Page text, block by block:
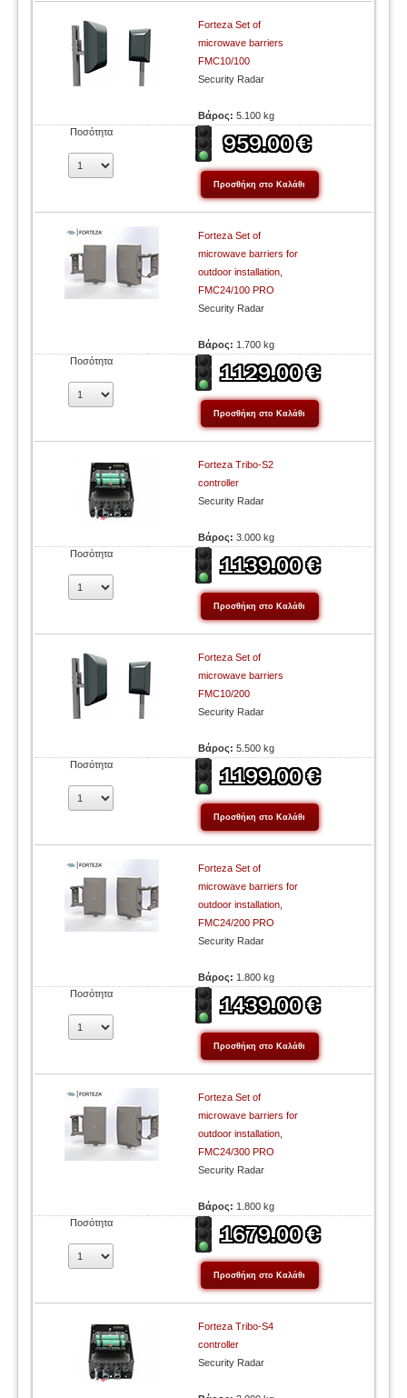
Forteza Set of
microwave barriers
FMC10/100
Security Radar
Βάρος:5.100 kg
Ποσότητα
Forteza Set of
microwave barriers for
outdoor installation,
FMC24/100 PRO
Security Radar
Βάρος: 1.700 kg
Ποσότητα
Forteza Tribo-S2
controller
Security Radar
Βάρος:3.000 kg
Ποσότητα
Forteza Set of
microwave barriers
FMC10/200
Security Radar
Βάρος:5.500 kg
Ποσότητα
Forteza Set of
microwave barriers for
outdoor installation,
FMC24/200 PRO
Security Radar
Βάρος: 1.800 kg
Ποσότητα
Forteza Set of
microwave barriers for
outdoor installation,
FMC24/300 PRO
Security Radar
Βάρος: 1.800 kg
Ποσότητα
Forteza Tribo-S4
controller
Security Radar